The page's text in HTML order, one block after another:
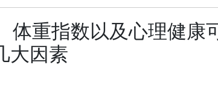
体重指数以及心理健康
大因素